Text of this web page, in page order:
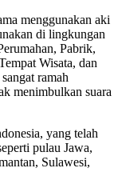
menggunakan aki
di lingkungan
Pabrik,
Wisata, dan
ramah
menimbulkan suara
yang telah
pulau Jawa,
Sulawesi,